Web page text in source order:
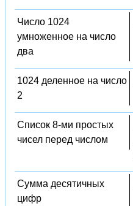
Число 1024
умноженное на число
два
1024 деленное на число
2
Список 8-ми простых
чисел перед числом
Сумма десятичных
цифр